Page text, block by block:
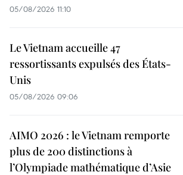
05/08/2026 11:10
Le Vietnam accueille 47
ressortissants expulsés des États-
Unis
05/08/2026 09:06
AIMO 2026 : le Vietnam remporte
plus de 200 distinctions à
l’Olympiade mathématique d’Asie